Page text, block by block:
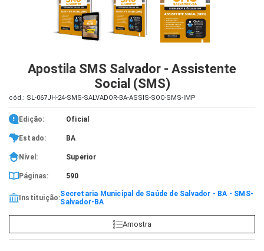
Apostila SMS Salvador - Assistente
Social (SMS)
cód.: SL-067JH-24-SMS-SALVADOR-BA-ASSIS-SOC-SMS-IMP
Edição: Oficial
Estado: BA
Nível: Superior
Páginas: 590
Instituição:Secretaria Municipal de Saúde de Salvador - BA - SMS-
Salvador-BA
Amostra